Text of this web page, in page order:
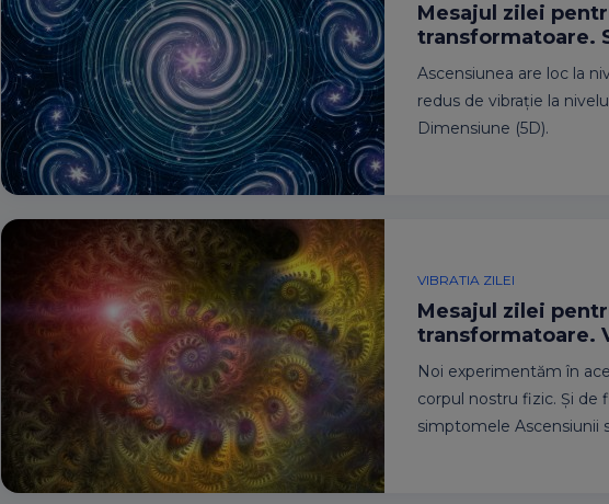
Mesajul zilei
transformatoare.
Ascensiunea are loc la
redus de vibrație la
Dimensiune (5D).
VIBRATIA ZILEI
Mesajul zilei
transformatoare.
Noi experimentăm în
corpul nostru fizic. Și
simptomele Ascensiunii